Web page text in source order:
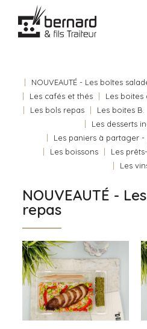
Demander une
À propos
En
NOUVEAUTÉ - Les boîtes
Les cafés et thés
Les boites
Les bols repas
Les boites B.
Les desserts
Les paniers à partager
Les boissons
Les
Les
NOUVEAUTÉ -
repas